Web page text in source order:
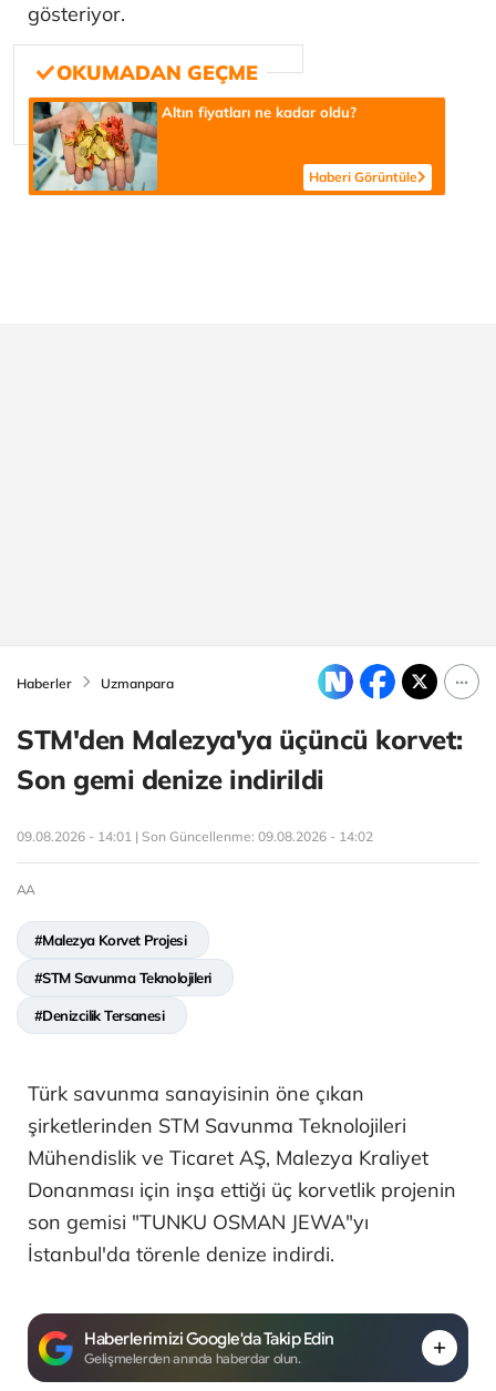
gösteriyor.
Altın fiyatları ne kadar oldu?
Haberi Görüntüle
Haberler Uzmanpara
STM'den Malezya'ya üçüncü korvet:
Son gemi denize indirildi
09.08.2026 - 14:01 | Son Güncellenme: 09.08.2026 - 14:02
AA
#Malezya Korvet Projesi
#STM Savunma Teknolojileri
#Denizcilik Tersanesi
Türk savunma sanayisinin öne çıkan
şirketlerinden STM Savunma Teknolojileri
Mühendislik ve Ticaret AŞ, Malezya Kraliyet
Donanması için inşa ettiği üç korvetlik projenin
son gemisi "TUNKU OSMAN JEWA"yı
İstanbul'da törenle denize indirdi.
Haberlerimizi Google'da Takip Edin
Gelişmelerden anında haberdar olun.